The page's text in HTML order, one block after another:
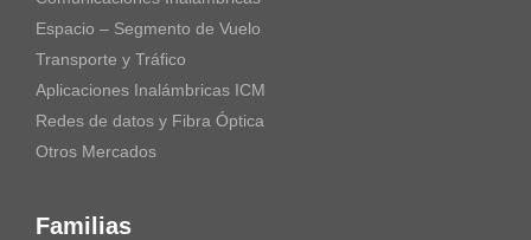
Espacio – Segmento de Vuelo
Transporte y Tráfico
Aplicaciones Inalámbricas ICM
Redes de datos y Fibra Óptica
Otros Mercados
Familias